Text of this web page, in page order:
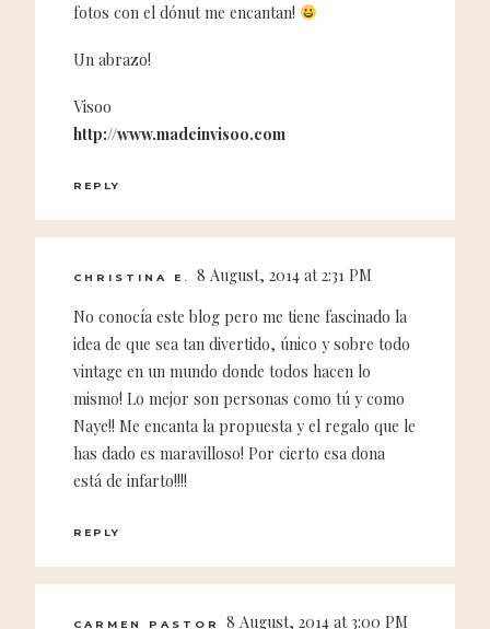
fotos con el dónut me encantan!
Un abrazo!
Visoo
http://www.madeinvisoo.com
REPLY
CHRISTINA E.
8 August, 2014 at 2:31 PM
No conocía este blog pero me tiene fascinado la
idea de que sea tan divertido, único y sobre todo
vintage en un mundo donde todos hacen lo
mismo! Lo mejor son personas como tú y como
Naye!! Me encanta la propuesta y el regalo que le
has dado es maravilloso! Por cierto esa dona
está de infarto!!!!
REPLY
CARMEN PASTOR 8 August, 2014 at 3:00 PM